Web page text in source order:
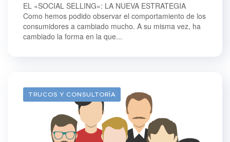
EL «SOCIAL SELLING»: LA NUEVA ESTRATEGIA
Como hemos podido observar el comportamiento de los
consumidores a cambiado mucho. A su misma vez, ha
cambiado la forma en la que...
TRUCOS Y CONSULTORÍA